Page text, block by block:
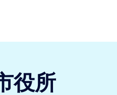
役所